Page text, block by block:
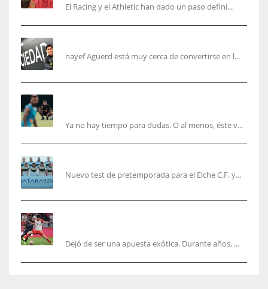
El Racing y el Athletic han dado un paso defini...
nayef Aguerd está muy cerca de convertirse en l...
Ya no hay tiempo para dudas. O al menos, éste v...
Nuevo test de pretemporada para el Elche C.F. y...
Dejó de ser una apuesta exótica. Durante años, ...